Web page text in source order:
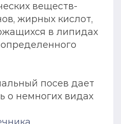
веществ-
жирных кислот,
в липидах
посев дает
немногих видах